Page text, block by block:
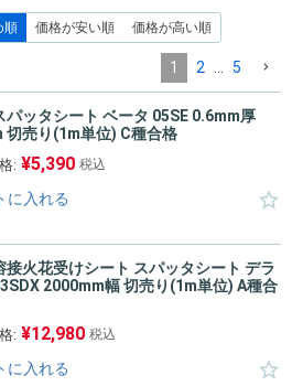
順 価格が安い順 価格が高い順
1 2 5
パッタシート ベータ 05SE 0.6mm厚
切売り(1m単位) C種合格
: ¥5,390 税込
に入れる
接火花受けシート スパッタシート デラ
2000mm幅 切売り(1m単位) A種合
: ¥12,980 税込
に入れる